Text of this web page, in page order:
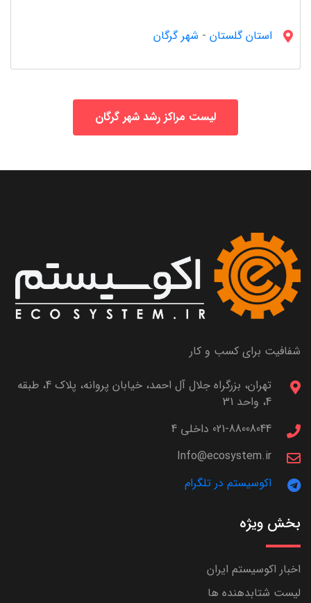
استان گلستان - شهر گرگان
لیست مراکز رشد شهر گرگان
شفافیت برای کسب و کار
تهران، بزرگراه جلال آل احمد، خیابان پروانه، پلاک 4، طبقه
4، واحد 31
021-88008044 داخلی 4
Info@ecosystem.ir
اکوسیستم در تلگرام
بخش ویژه
اخبار اکوسیستم ایران
لیست شتابدهنده ها